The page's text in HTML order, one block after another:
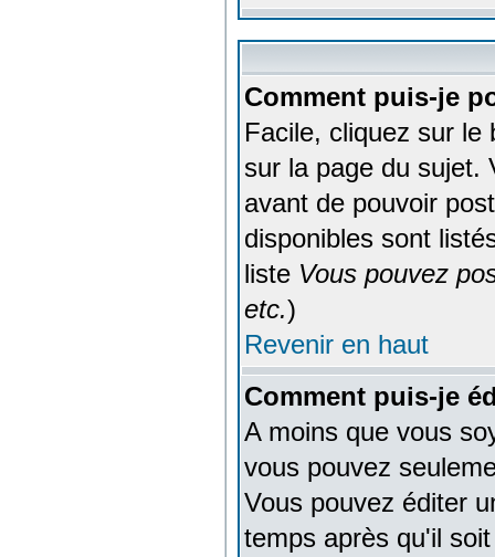
Comment puis-je
Facile, cliquez sur le
sur la page du sujet.
avant de pouvoir
disponibles sont
liste Vous pouvez
etc.)
Revenir en haut
Comment puis-je
A moins que vous
vous pouvez
Vous pouvez éditer
temps après qu'il